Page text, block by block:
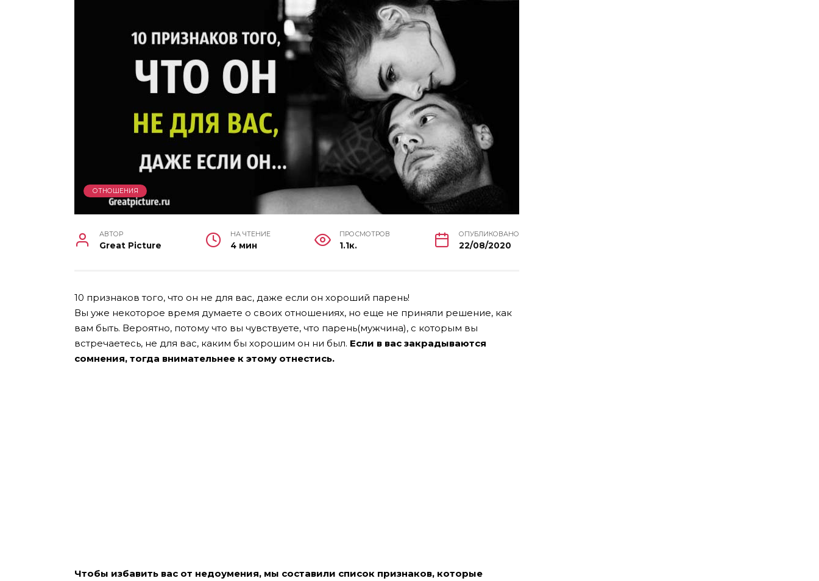
ОТНОШЕНИЯ
АВТОР
Great Picture
НА ЧТЕНИЕ
4 мин
ПРОСМОТРОВ
1.1к.
ОПУБЛИКОВАНО
22/08/2020
10 признаков того, что он не для вас, даже если он хороший парень!
Вы уже некоторое время думаете о своих отношениях, но еще не приняли решение, как
вам быть. Вероятно, потому что вы чувствуете, что парень(мужчина), с которым вы
встречаетесь, не для вас, каким бы хорошим он ни был. Если в вас закрадываются
сомнения, тогда внимательнее к этому отнестись.
Чтобы избавить вас от недоумения, мы составили список признаков, которые